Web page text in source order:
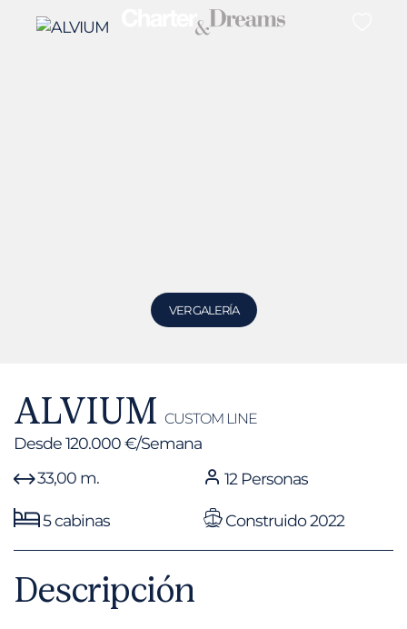
VER GALERÍA
ALVIUM CUSTOM LINE
Desde 120.000 €/Semana
33,00 m.
12 Personas
5 cabinas Construido 2022
Descripción